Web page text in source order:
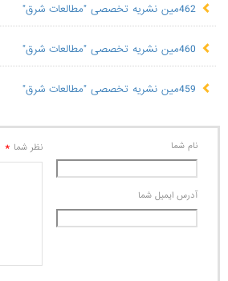
462مین نشریه تخصصی "مطالعات شرق"
460مین نشریه تخصصی "مطالعات شرق"
459مین نشریه تخصصی "مطالعات شرق"
نام شما
آدرس ايميل شما
نظر شما *